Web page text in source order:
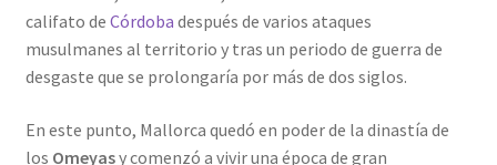
califato de Córdoba después de varios ataques
musulmanes al territorio y tras un periodo de guerra de
desgaste que se prolongaría por más de dos siglos.
En este punto, Mallorca quedó en poder de la dinastía de
los Omeyasy comenzó a vivir una época de gran